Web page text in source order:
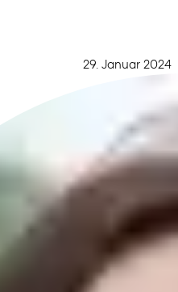
29. Januar 2024